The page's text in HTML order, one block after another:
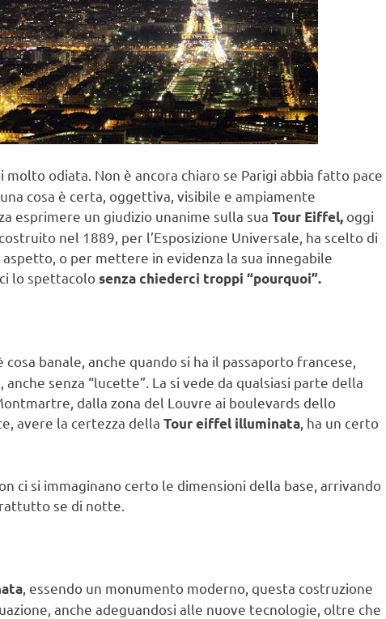
molto odiata. Non è ancora chiaro se Parigi abbia fatto pace
cosa è certa, oggettiva, visibile e ampiamente
esprimere un giudizio unanime sulla sua Tour Eiffel, oggi
nel 1889, per l’Esposizione Universale, ha scelto di
o per mettere in evidenza la sua innegabile
lo spettacolosenza chiederci troppi “pourquoi”.
cosa banale, anche quando si ha il passaporto francese,
senza “lucette”. La si vede da qualsiasi parte della
dalla zona del Louvre ai boulevards dello
avere la certezza della Tour eiffel illuminata, ha un certo
ci si immaginano certo le dimensioni della base, arrivando
se di notte.
, essendo un monumento moderno, questa costruzione
anche adeguandosi alle nuove tecnologie, oltre che